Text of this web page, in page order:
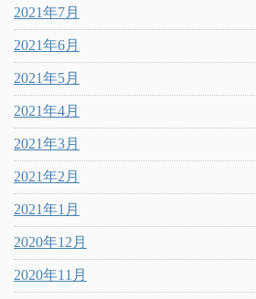
2021年7月
2021年6月
2021年5月
2021年4月
2021年3月
2021年2月
2021年1月
2020年12月
2020年11月